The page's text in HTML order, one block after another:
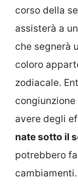
corso della
assisterà a
che segnerà
coloro
zodiacale.
avere degli
nate sotto il
potrebbero
cambiamenti.